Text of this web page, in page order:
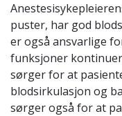
puster, har god
er også ansvarlige
funksjoner
sørger for at
blodsirkulasjon og
sørger også for at